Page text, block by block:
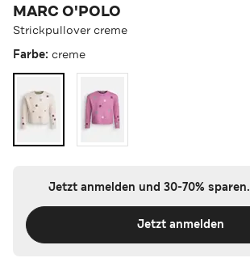
MARC O'POLO
Strickpullover creme
Farbe: creme
Jetzt anmelden und 30-70% sparen.
Jetzt anmelden